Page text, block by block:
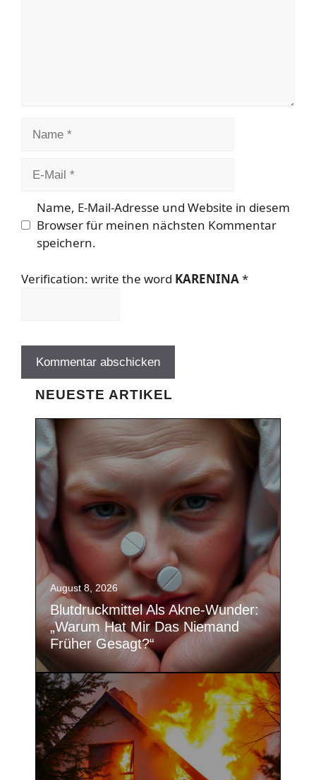
Name, E-Mail-Adresse und Website in diesem
Browser für meinen nächsten Kommentar
speichern.
Verification: write the word KARENINA*
NEUESTE ARTIKEL
August 8, 2026
Blutdruckmittel Als Akne-Wunder:
„Warum Hat Mir Das Niemand
Früher Gesagt?“